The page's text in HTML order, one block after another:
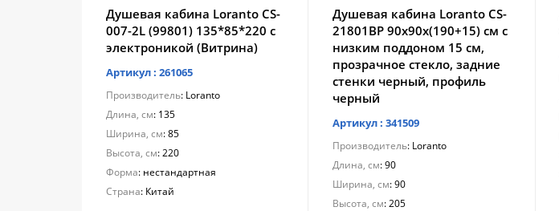
Душевая кабина Loranto CS-
007-2L (99801) 135*85*220 с
электроникой (Витрина)
Артикул : 261065
Производитель: Loranto
Длина, см: 135
Ширина, см: 85
Высота, см: 220
Форма: нестандартная
Страна: Китай
Душевая кабина Loranto CS-
21801BP 90x90x(190+15) см с
низким поддоном 15 см,
прозрачное стекло, задние
стенки черный, профиль
черный
Артикул : 341509
Производитель: Loranto
Длина, см: 90
Ширина, см: 90
Высота, см: 205